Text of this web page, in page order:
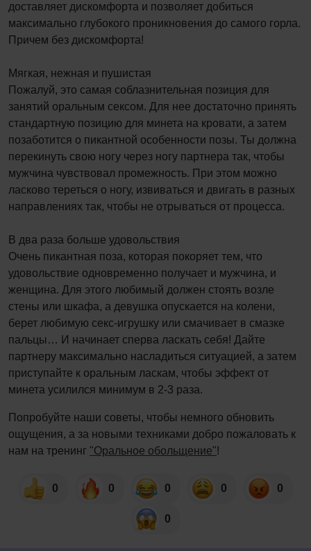
доставляет дискомфорта и позволяет добиться
максимально глубокого проникновения до самого горла.
Причем без дискомфорта!
Мягкая, нежная и пушистая
Пожалуй, это самая соблазнительная позиция для
занятий оральным сексом. Для нее достаточно принять
стандартную позицию для минета на кровати, а затем
позаботится о пикантной особенности позы. Ты должна
перекинуть свою ногу через ногу партнера так, чтобы
мужчина чувствовал промежность. При этом можно
ласково тереться о ногу, извиваться и двигать в разных
направлениях так, чтобы не отрываться от процесса.
В два раза больше удовольствия
Очень пикантная поза, которая покоряет тем, что
удовольствие одновременно получает и мужчина, и
женщина. Для этого любимый должен стоять возле
стены или шкафа, а девушка опускается на колени,
берет любимую секс-игрушку или смачивает в смазке
пальцы… И начинает сперва ласкать себя! Дайте
партнеру максимально насладиться ситуацией, а затем
приступайте к оральным ласкам, чтобы эффект от
минета усилился минимум в 2-3 раза.
Попробуйте наши советы, чтобы немного обновить
ощущения, а за новыми техниками добро пожаловать к
нам на тренинг "Оральное обольщение"!
0 0 0 0 0
0